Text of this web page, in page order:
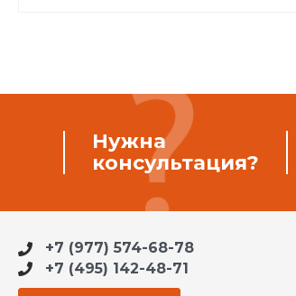
Нужна
консультация?
+7 (977) 574-68-78
+7 (495) 142-48-71